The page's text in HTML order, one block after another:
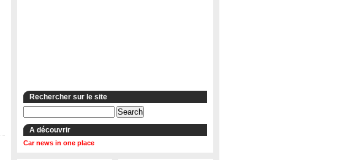
Rechercher sur le site
A découvrir
Car news in one place